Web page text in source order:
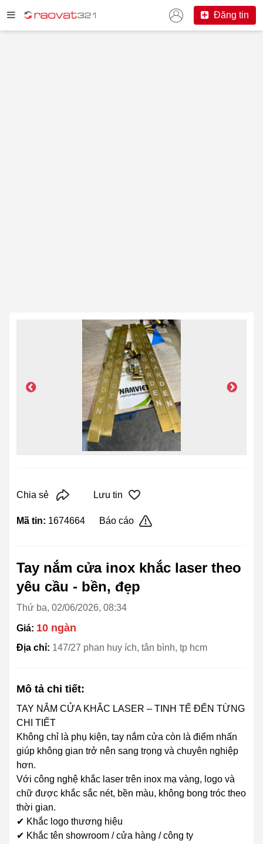
Đăng tin
Chia sẻ Lưu tin
Mã tin: 1674664 Báo cáo
Tay nắm cửa inox khắc laser theo
yêu cầu - bền, đẹp
Thứ ba, 02/06/2026, 08:34
Giá: 10 ngàn
Địa chỉ: 147/27 phan huy ích, tân bình, tp hcm
Mô tả chi tiết:
TAY NẮM CỬA KHẮC LASER – TINH TẾ ĐẾN TỪNG
CHI TIẾT
Không chỉ là phụ kiện, tay nắm cửa còn là điểm nhấn
giúp không gian trở nên sang trọng và chuyên nghiệp
hơn.
Với công nghệ khắc laser trên inox mạ vàng, logo và
chữ được khắc sắc nét, bền màu, không bong tróc theo
thời gian.
✔ Khắc logo thương hiệu
✔ Khắc tên showroom / cửa hàng / công ty